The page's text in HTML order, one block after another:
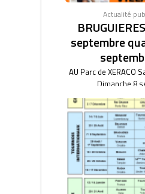
Actualité
septembre
AU Parc de XERACO
Dimanche 8